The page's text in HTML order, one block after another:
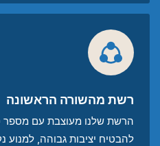
רשת מהשורה הראשונה
הרשת שלנו מעוצבת עם מספר
להבטיח יציבות גבוהה, למנוע